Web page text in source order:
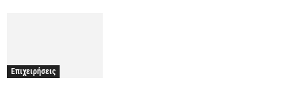
Επιχειρήσεις